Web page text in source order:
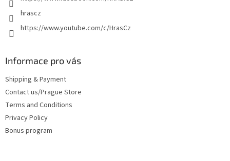
hrascz
https://www.youtube.com/c/HrasCz
Informace pro vás
Shipping & Payment
Contact us/Prague Store
Terms and Conditions
Privacy Policy
Bonus program